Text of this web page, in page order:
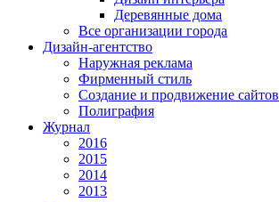
Деревянные дома
Все организации города
Дизайн-агентство
Наружная реклама
Фирменный стиль
Создание и продвижение сайтов
Полиграфия
Журнал
2016
2015
2014
2013